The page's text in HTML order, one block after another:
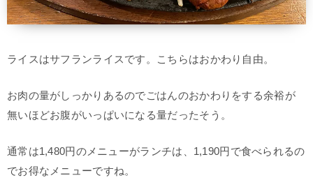
ライスはサフランライスです。こちらはおかわり自由。
お肉の量がしっかりあるのでごはんのおかわりをする余裕が
無いほどお腹がいっぱいになる量だったそう。
通常は1,480円のメニューがランチは、1,190円で食べられるの
でお得なメニューですね。